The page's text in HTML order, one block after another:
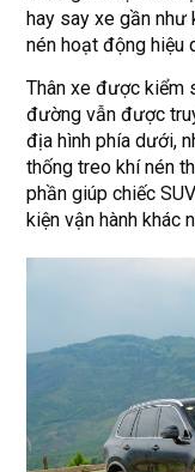
hay say xe gần như
nén hoạt động hiệu
Thân xe được kiểm
đường vẫn được
địa hình phía dưới,
thống treo khí nén
phần giúp chiếc
kiện vận hành khác